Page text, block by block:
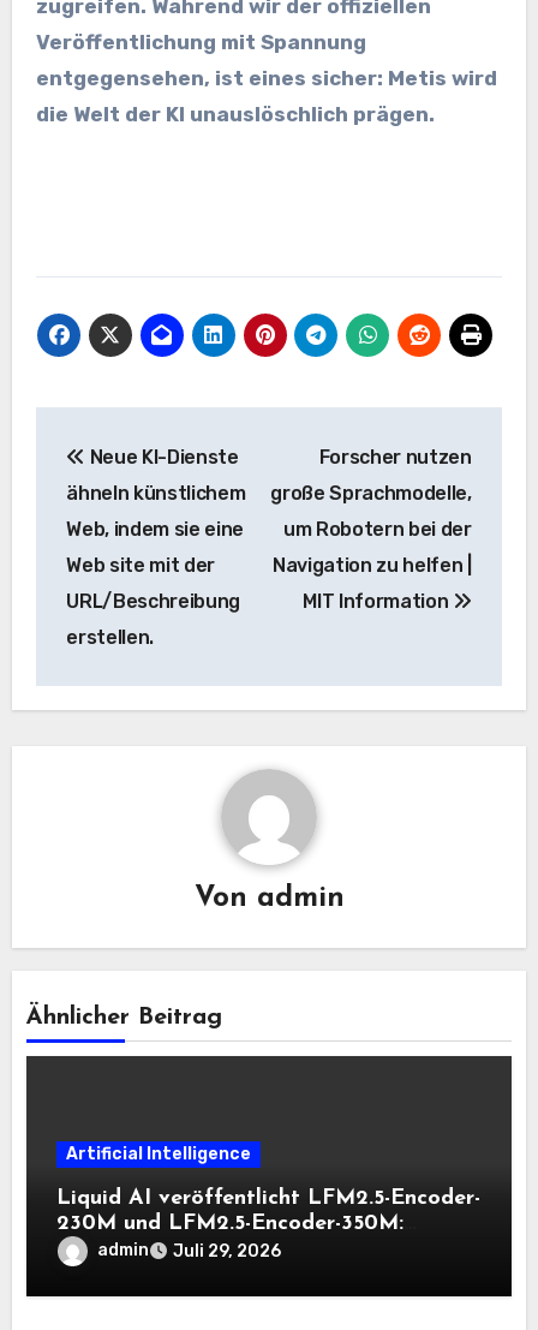
zugreifen. Während wir der offiziellen
Veröffentlichung mit Spannung
entgegensehen, ist eines sicher: Metis wird
die Welt der KI unauslöschlich prägen.
Navigation
Neue KI-Dienste
ähneln künstlichem
Web, indem sie eine
Web site mit der
URL/Beschreibung
erstellen.
Forscher nutzen
große Sprachmodelle,
um Robotern bei der
Navigation zu helfen |
MIT Information
Von admin
Ähnlicher Beitrag
Artificial Intelligence
Liquid AI veröffentlicht LFM2.5-Encoder-
230M und LFM2.5-Encoder-350M:
Bidirektionale Encoder, die bei 8K-
admin Juli 29, 2026